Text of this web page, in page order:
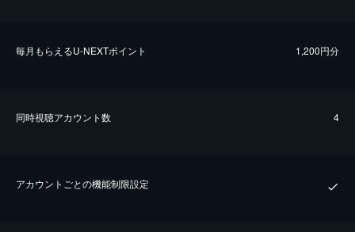
毎⽉もらえるU-NEXTポイント 1,200円分
同時視聴アカウント数 4
アカウントごとの機能制限設定